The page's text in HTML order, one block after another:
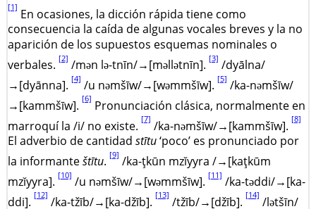
[1] En ocasiones, la dicción rápida tiene como
consecuencia la caída de algunas vocales breves y la no
aparición de los supuestos esquemas nominales o
verbales. [2] /mən lə-tnīn/→[məllətnīn]. [3] /dyālna/
→[dyānna]. [4] /u nəmšīw/→[wəmmšīw]. [5] /ka-nəmšīw/
→[kammšīw]. [6] Pronunciación clásica, normalmente en
marroquí la /i/ no existe. [7] /ka-nəmšīw/→[kammšīw]. [8]
El adverbio de cantidad stītu‘poco’ es pronunciado por
la informanteštītu. [9] /ka-ţkūn mzĭyyra /→[kaţkūm
mzĭyyra]. [10] /u nəmšīw/→[wəmmšīw]. [11] /ka-təddi/→[ka-
ddi]. [12] /ka-tžīb/→[ka-džīb]. [13] /tžīb/→[džīb]. [14] /lətšīn/